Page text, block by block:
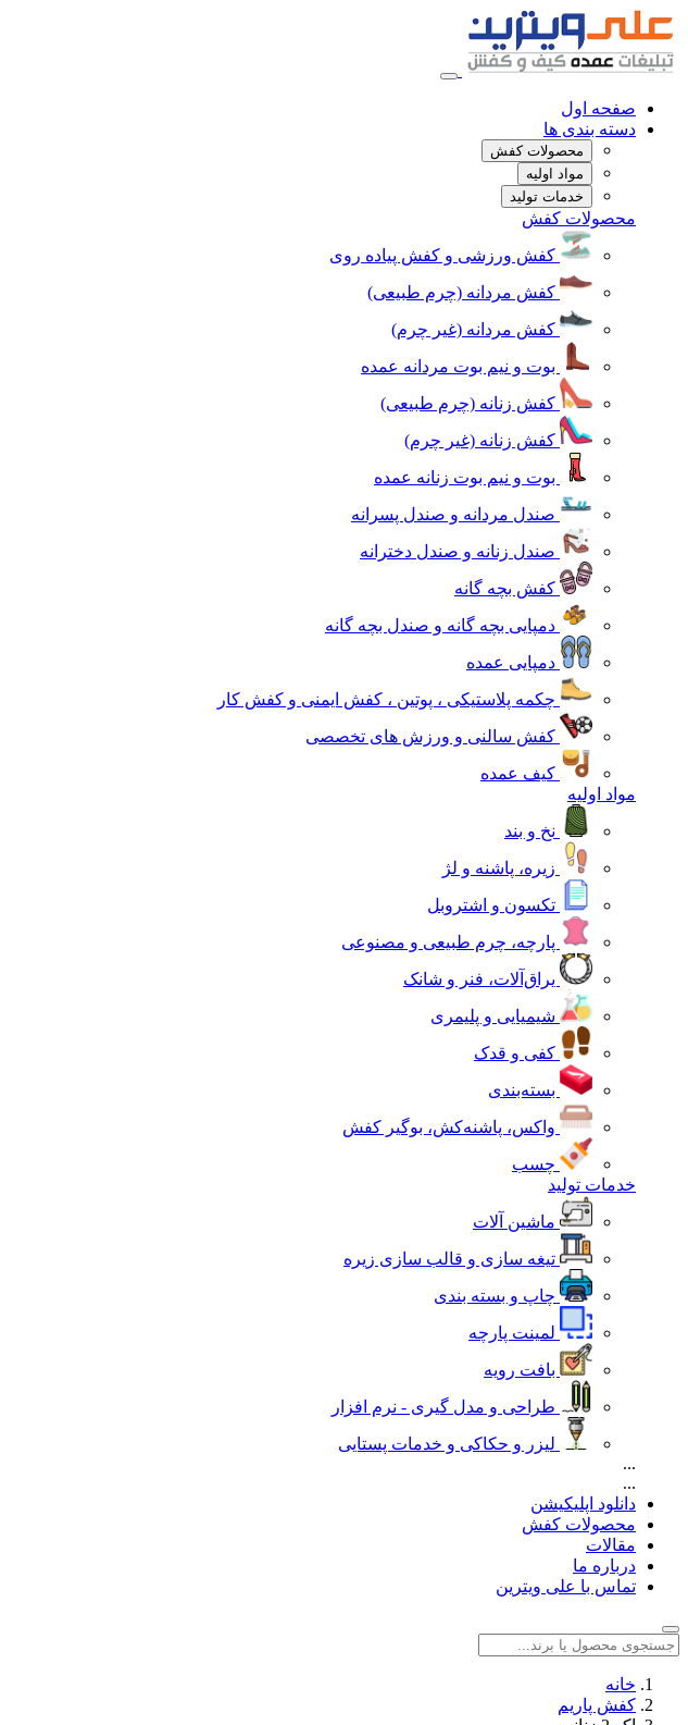
صفحه اول
دسته بندی ها
محصولات کفش
مواد اولیه
خدمات تولید
محصولات کفش
کفش ورزشی و کفش پیاده روی
کفش مردانه (چرم طبیعی)
کفش مردانه (غیر چرم)
بوت و نیم بوت مردانه عمده
کفش زنانه (چرم طبیعی)
کفش زنانه (غیر چرم)
بوت و نیم بوت زنانه عمده
صندل مردانه و صندل پسرانه
صندل زنانه و صندل دخترانه
کفش بچه گانه
دمپایی بچه گانه و صندل بچه گانه
دمپایی عمده
چکمه پلاستیکی ، پوتین ، کفش ایمنی و کفش کار
کفش سالنی و ورزش های تخصصی
کیف عمده
مواد اولیه
نخ و بند
زیره، پاشنه و لژ
تکسون و اشتروبل
پارچه، چرم طبیعی و مصنوعی
یراق‌آلات، فنر و شانک
شیمیایی و پلیمری
کفی و قدک
بسته‌بندی
واکس، پاشنه‌کش، بوگیر کفش
چسب
خدمات تولید
ماشین آلات
تیغه سازی و قالب سازی زیره
چاپ و بسته بندی
لمینت پارچه
بافت رویه
طراحی و مدل گیری - نرم افزار
لیزر و حکاکی و خدمات پستایی
...
...
دانلود اپلیکیشن
محصولات کفش
مقالات
درباره ما
تماس با علی ویترین
خانه
کفش پاریم